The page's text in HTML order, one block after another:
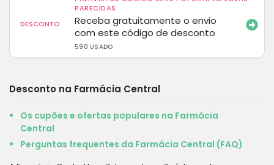
DESCONTO
PARECIDAS
Receba gratuitamente o envio
com este código de desconto
590 USADO
Desconto na Farmácia Central
Os cupões e ofertas populares na Farmácia
Central
Perguntas frequentes da Farmácia Central (FAQ)